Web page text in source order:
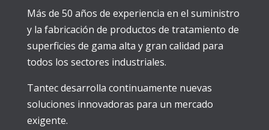
Más de 50 años de experiencia en el suministro
y la fabricación de productos de tratamiento de
superficies de gama alta y gran calidad para
todos los sectores industriales.
Tantec desarrolla continuamente nuevas
soluciones innovadoras para un mercado
exigente.